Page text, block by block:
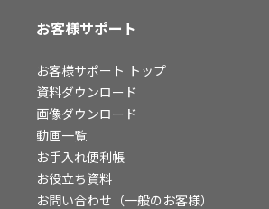
お客様サポート
お客様サポート トップ
資料ダウンロード
画像ダウンロード
動画一覧
お手入れ便利帳
お役立ち資料
お問い合わせ（一般のお客様）